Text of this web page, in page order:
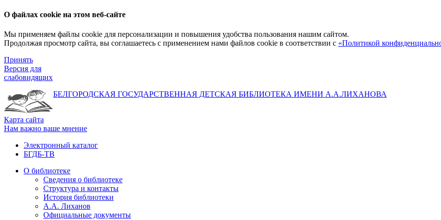
О файлах cookie на этом веб-сайте
Мы применяем файлы cookie для персонализации и повышения удобства пользования нашим сайтом.
Продолжая просмотр сайта, вы соглашаетесь с применением нами файлов cookie в соответствии с «Политикой
Принять
Версия для
слабовидящих
БЕЛГОРОДСКАЯ ГОСУДАРСТВЕННАЯ ДЕТСКАЯ БИБЛИОТЕКА ИМЕНИ А.А.ЛИХАНОВА
Карта сайта
Нам важно ваше мнение
Электронный каталог
БГДБ-ТВ
О библиотеке
Сведения о библиотеке
Структура и контакты
История библиотеки
А.А. Лиханов
Официальные документы